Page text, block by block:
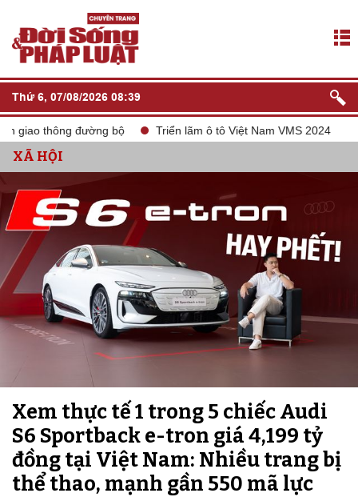
Thứ 6, 07/08/2026 08:39
bộ Triển lãm ô tô Việt Nam VMS 2024 tắt sóng 2G
XÃ HỘI
Xem thực tế 1 trong 5 chiếc Audi
S6 Sportback e-tron giá 4,199 tỷ
đồng tại Việt Nam: Nhiều trang bị
thể thao, mạnh gần 550 mã lực